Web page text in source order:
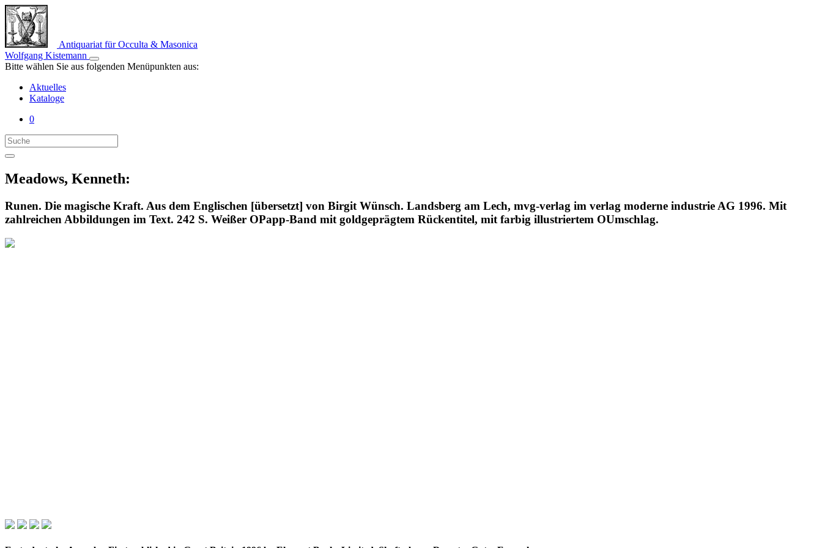
Antiquariat für Occulta & Masonica
Wolfgang Kistemann
Bitte wählen Sie aus folgenden Menüpunkten aus:
Aktuelles
Kataloge
0
Meadows, Kenneth:
Runen. Die magische Kraft. Aus dem Englischen [übersetzt] von Birgit Wünsch. Landsberg am Lech, mvg-verlag im verlag moderne industrie AG 1996. Mit
zahlreichen Abbildungen im Text. 242 S. Weißer OPapp-Band mit goldgeprägtem Rückentitel, mit farbig illustriertem OUmschlag.